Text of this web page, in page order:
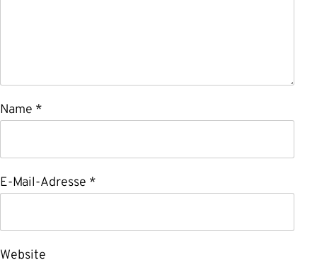
Name *
E-Mail-Adresse *
Website